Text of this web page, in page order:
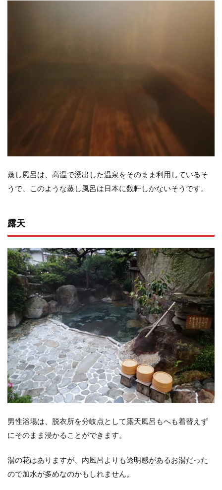
蒸し風呂は、高温で湧出した温泉をそのまま利用しているそ
うで、このような蒸し風呂は日本に数軒しかないそうです。
露天
男性浴場は、脱衣所を分岐点として露天風呂もへも着替えず
にそのまま浸かることができます。
湯の花はありますが、内風呂よりも透明感があるお湯だった
ので加水が多めなのかもしれません。